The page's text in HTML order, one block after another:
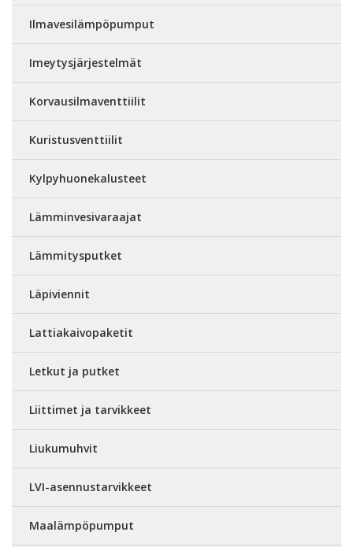
Ilmavesilämpöpumput
Imeytysjärjestelmät
Korvausilmaventtiilit
Kuristusventtiilit
Kylpyhuonekalusteet
Lämminvesivaraajat
Lämmitysputket
Läpiviennit
Lattiakaivopaketit
Letkut ja putket
Liittimet ja tarvikkeet
Liukumuhvit
LVI-asennustarvikkeet
Maalämpöpumput